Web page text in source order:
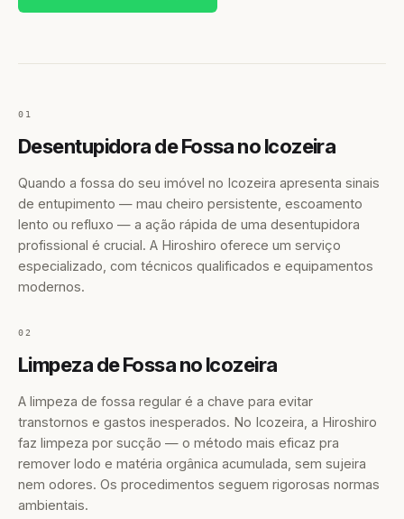
01
Desentupidora de Fossa no Icozeira
Quando a fossa do seu imóvel no Icozeira apresenta sinais
de entupimento — mau cheiro persistente, escoamento
lento ou refluxo — a ação rápida de uma desentupidora
profissional é crucial. A Hiroshiro oferece um serviço
especializado, com técnicos qualificados e equipamentos
modernos.
02
Limpeza de Fossa no Icozeira
A limpeza de fossa regular é a chave para evitar
transtornos e gastos inesperados. No Icozeira, a Hiroshiro
faz limpeza por sucção — o método mais eficaz pra
remover lodo e matéria orgânica acumulada, sem sujeira
nem odores. Os procedimentos seguem rigorosas normas
ambientais.